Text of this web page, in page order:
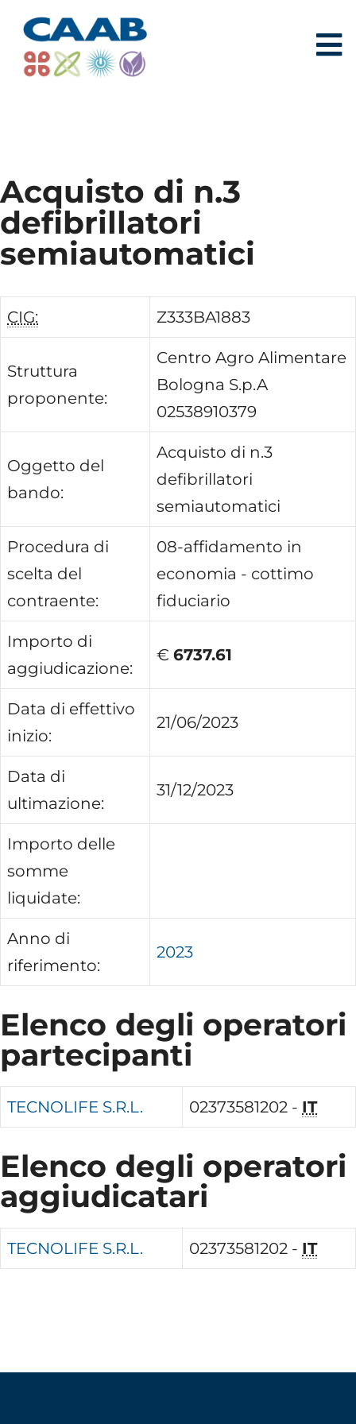
Acquisto di n.3
defibrillatori
semiautomatici
CIG: Z333BA1883
Struttura
proponente:
Centro Agro Alimentare
Bologna S.p.A
02538910379
Oggetto del
bando:
Acquisto di n.3
defibrillatori
semiautomatici
Procedura di
scelta del
contraente:
08-affidamento in
economia - cottimo
fiduciario
Importo di
aggiudicazione:
€ 6737.61
Data di effettivo
inizio:
21/06/2023
Data di
ultimazione:
31/12/2023
Importo delle
somme
liquidate:
Anno di
riferimento:
2023
Elenco degli operatori
partecipanti
TECNOLIFE S.R.L. 02373581202 - IT
Elenco degli operatori
aggiudicatari
TECNOLIFE S.R.L. 02373581202 - IT